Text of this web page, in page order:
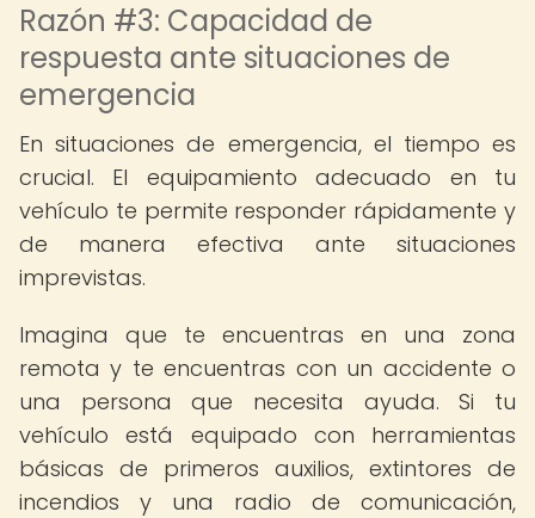
Razón #3: Capacidad de
respuesta ante situaciones de
emergencia
En situaciones de emergencia, el tiempo es
crucial. El equipamiento adecuado en tu
vehículo te permite responder rápidamente y
de manera efectiva ante situaciones
imprevistas.
Imagina que te encuentras en una zona
remota y te encuentras con un accidente o
una persona que necesita ayuda. Si tu
vehículo está equipado con herramientas
básicas de primeros auxilios, extintores de
incendios y una radio de comunicación,